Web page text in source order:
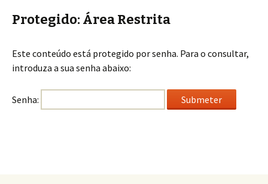
Protegido: Área Restrita
Este conteúdo está protegido por senha. Para o consultar,
introduza a sua senha abaixo:
Senha: